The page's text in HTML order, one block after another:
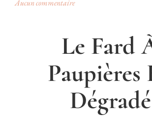
Aucun commentaire
Le Fard
Paupières
Dégradé